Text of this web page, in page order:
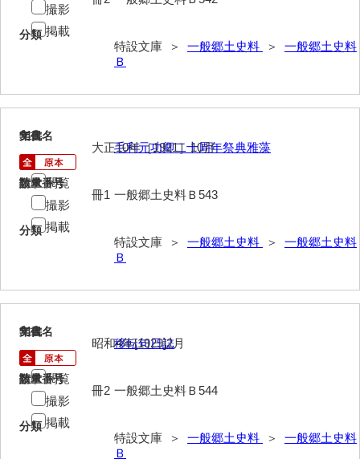
分類
特設文庫 ＞ 一般郷土史料 ＞ 一般郷土史料
Ｂ
撮影
掲載
915
文書名
毛利元功卿二十周年祭典雅藻
請求番号
一般郷土史料Ｂ543
分類
特設文庫 ＞ 一般郷土史料 ＞ 一般郷土史料
Ｂ
年代
大正10年［1921］10月
数量
冊1
閲覧
撮影
掲載
916
文書名
移転句日誌
請求番号
一般郷土史料Ｂ544
分類
特設文庫 ＞ 一般郷土史料 ＞ 一般郷土史料
Ｂ
年代
昭和4年[1929]2月
数量
冊2
閲覧
撮影
掲載